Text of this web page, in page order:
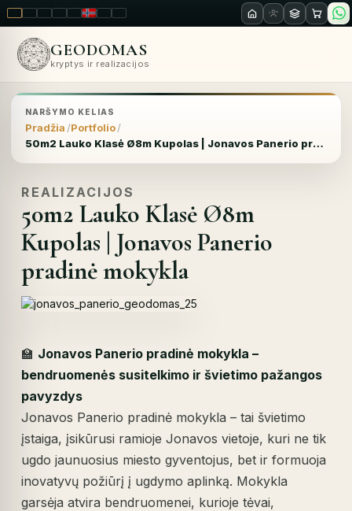
LT ENPL FR RUNOSKRO
GEODOMAS
kryptys ir realizacijos
NARŠYMO KELIAS
Pradžia Portfolio
50m2 Lauko Klasė Ø8m Kupolas | Jonavos Panerio pradinė mokykla
REALIZACIJOS
50m2 Lauko Klasė Ø8m
Kupolas | Jonavos Panerio
pradinė mokykla
🏫 Jonavos Panerio pradinė mokykla –
bendruomenės susitelkimo ir švietimo pažangos
pavyzdys
Jonavos Panerio pradinė mokykla – tai švietimo
įstaiga, įsikūrusi ramioje Jonavos vietoje, kuri ne tik
ugdo jaunuosius miesto gyventojus, bet ir formuoja
inovatyvų požiūrį į ugdymo aplinką. Mokykla
garsėja atvira bendruomenei, kurioje tėvai,